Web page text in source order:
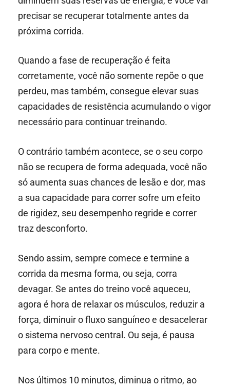
precisar se recuperar totalmente antes da
próxima corrida.
Quando a fase de recuperação é feita
corretamente, você não somente repõe o que
perdeu, mas também, consegue elevar suas
capacidades de resistência acumulando o vigor
necessário para continuar treinando.
O contrário também acontece, se o seu corpo
não se recupera de forma adequada, você não
só aumenta suas chances de lesão e dor, mas
a sua capacidade para correr sofre um efeito
de rigidez, seu desempenho regride e correr
traz desconforto.
Sendo assim, sempre comece e termine a
corrida da mesma forma, ou seja, corra
devagar. Se antes do treino você aqueceu,
agora é hora de relaxar os músculos, reduzir a
força, diminuir o fluxo sanguíneo e desacelerar
o sistema nervoso central. Ou seja, é pausa
para corpo e mente.
Nos últimos 10 minutos, diminua o ritmo, ao